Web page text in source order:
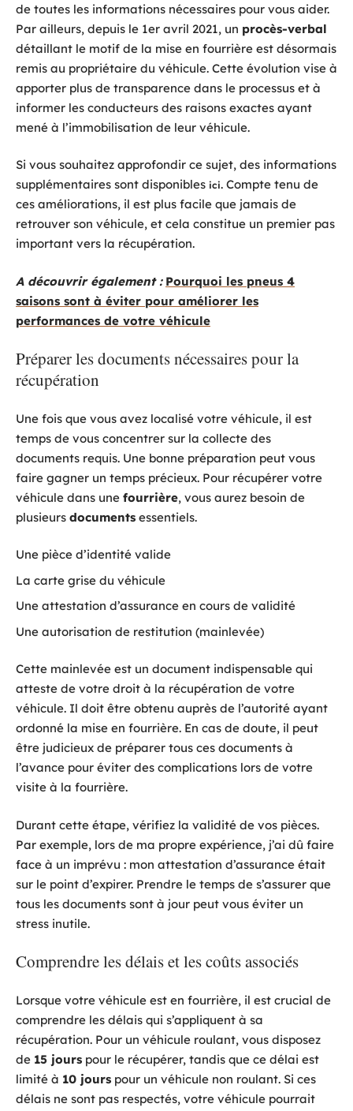
de toutes les informations nécessaires pour vous aider.
Par ailleurs, depuis le 1er avril 2021, un procès-verbal
détaillant le motif de la mise en fourrière est désormais
remis au propriétaire du véhicule. Cette évolution vise à
apporter plus de transparence dans le processus et à
informer les conducteurs des raisons exactes ayant
mené à l’immobilisation de leur véhicule.
Si vous souhaitez approfondir ce sujet, des informations
supplémentaires sont disponibles ici. Compte tenu de
ces améliorations, il est plus facile que jamais de
retrouver son véhicule, et cela constitue un premier pas
important vers la récupération.
A découvrir également : Pourquoi les pneus 4
saisons sont à éviter pour améliorer les
performances de votre véhicule
Préparer les documents nécessaires pour la
récupération
Une fois que vous avez localisé votre véhicule, il est
temps de vous concentrer sur la collecte des
documents requis. Une bonne préparation peut vous
faire gagner un temps précieux. Pour récupérer votre
véhicule dans une fourrière, vous aurez besoin de
plusieurs documents essentiels.
Une pièce d’identité valide
La carte grise du véhicule
Une attestation d’assurance en cours de validité
Une autorisation de restitution (mainlevée)
Cette mainlevée est un document indispensable qui
atteste de votre droit à la récupération de votre
véhicule. Il doit être obtenu auprès de l’autorité ayant
ordonné la mise en fourrière. En cas de doute, il peut
être judicieux de préparer tous ces documents à
l’avance pour éviter des complications lors de votre
visite à la fourrière.
Durant cette étape, vérifiez la validité de vos pièces.
Par exemple, lors de ma propre expérience, j’ai dû faire
face à un imprévu : mon attestation d’assurance était
sur le point d’expirer. Prendre le temps de s’assurer que
tous les documents sont à jour peut vous éviter un
stress inutile.
Comprendre les délais et les coûts associés
Lorsque votre véhicule est en fourrière, il est crucial de
comprendre les délais qui s’appliquent à sa
récupération. Pour un véhicule roulant, vous disposez
de 15 jours pour le récupérer, tandis que ce délai est
limité à 10 jours pour un véhicule non roulant. Si ces
délais ne sont pas respectés, votre véhicule pourrait